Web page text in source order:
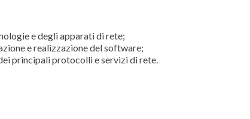
e degli apparati di rete;
e realizzazione del software;
principali protocolli e servizi di rete.